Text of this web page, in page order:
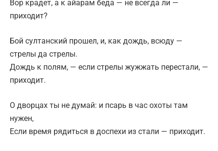
Вор крадет, а к айарам беда — не всегда ли —
приходит?
Бой султанский прошел, и, как дождь, всюду —
стрелы да стрелы.
Дождь к полям, — если стрелы жужжать перестали, —
приходит.
О дворцах ты не думай: и псарь в час охоты там
нужен,
Если время рядиться в доспехи из стали — приходит.